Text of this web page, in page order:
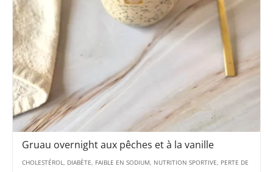
Gruau overnight aux pêches et à la vanille
CHOLESTÉROL, DIABÈTE, FAIBLE EN SODIUM, NUTRITION SPORTIVE, PERTE DE